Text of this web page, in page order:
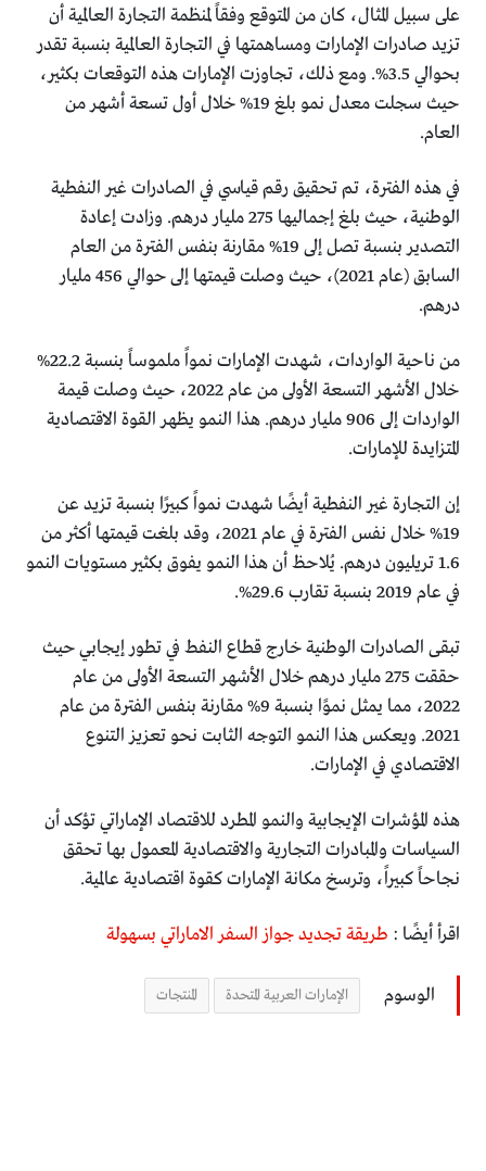
على سبيل المثال، كان من المتوقع وفقاً لمنظمة التجارة العالمية أن
تزيد صادرات الإمارات ومساهمتها في التجارة العالمية بنسبة تقدر
بحوالي 3.5%. ومع ذلك، تجاوزت الإمارات هذه التوقعات بكثير،
حيث سجلت معدل نمو بلغ 19% خلال أول تسعة أشهر من
العام.
في هذه الفترة، تم تحقيق رقم قياسي في الصادرات غير النفطية
الوطنية، حيث بلغ إجماليها 275 مليار درهم. وزادت إعادة
التصدير بنسبة تصل إلى 19% مقارنة بنفس الفترة من العام
السابق (عام 2021)، حيث وصلت قيمتها إلى حوالي 456 مليار
درهم.
من ناحية الواردات، شهدت الإمارات نمواً ملموساً بنسبة 22.2%
خلال الأشهر التسعة الأولى من عام 2022، حيث وصلت قيمة
الواردات إلى 906 مليار درهم. هذا النمو يظهر القوة الاقتصادية
المتزايدة للإمارات.
إن التجارة غير النفطية أيضًا شهدت نمواً كبيرًا بنسبة تزيد عن
19% خلال نفس الفترة في عام 2021، وقد بلغت قيمتها أكثر من
1.6 تريليون درهم. يُلاحظ أن هذا النمو يفوق بكثير مستويات النمو
في عام 2019 بنسبة تقارب 29.6%.
تبقى الصادرات الوطنية خارج قطاع النفط في تطور إيجابي حيث
حققت 275 مليار درهم خلال الأشهر التسعة الأولى من عام
2022، مما يمثل نموًا بنسبة 9% مقارنة بنفس الفترة من عام
2021. ويعكس هذا النمو التوجه الثابت نحو تعزيز التنوع
الاقتصادي في الإمارات.
هذه المؤشرات الإيجابية والنمو المطرد للاقتصاد الإماراتي تؤكد أن
السياسات والمبادرات التجارية والاقتصادية المعمول بها تحقق
نجاحاً كبيراً، وترسخ مكانة الإمارات كقوة اقتصادية عالمية.
اقرأ أيضًا : طريقة تجديد جواز السفر الاماراتي بسهولة
الوسوم الإمارات العربية المتحدة المنتجات